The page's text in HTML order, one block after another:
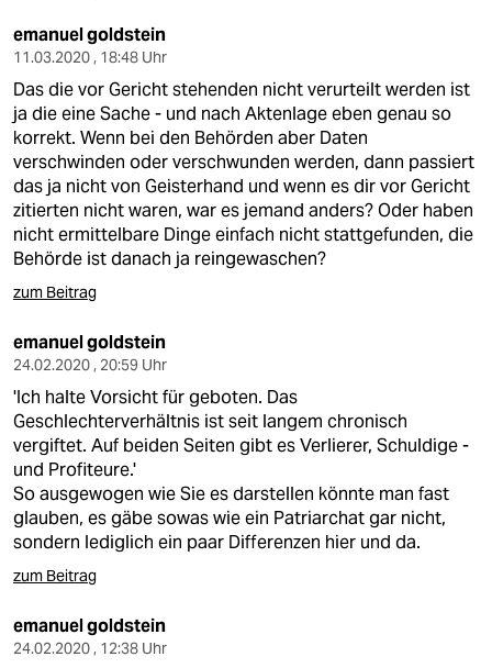
emanuel goldstein
11.03.2020 , 18:48 Uhr
Das die vor Gericht stehenden nicht verurteilt werden ist
ja die eine Sache - und nach Aktenlage eben genau so
korrekt. Wenn bei den Behörden aber Daten
verschwinden oder verschwunden werden, dann passiert
das ja nicht von Geisterhand und wenn es dir vor Gericht
zitierten nicht waren, war es jemand anders? Oder haben
nicht ermittelbare Dinge einfach nicht stattgefunden, die
Behörde ist danach ja reingewaschen?
zum Beitrag
emanuel goldstein
24.02.2020 , 20:59 Uhr
'Ich halte Vorsicht für geboten. Das
Geschlechterverhältnis ist seit langem chronisch
vergiftet. Auf beiden Seiten gibt es Verlierer, Schuldige -
und Profiteure.'
So ausgewogen wie Sie es darstellen könnte man fast
glauben, es gäbe sowas wie ein Patriarchat gar nicht,
sondern lediglich ein paar Differenzen hier und da.
zum Beitrag
emanuel goldstein
24.02.2020 , 12:38 Uhr